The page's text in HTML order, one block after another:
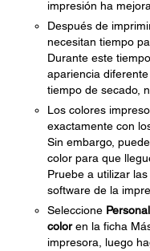
impresión ha
Después de
necesitan tiempo
Durante este
apariencia
tiempo de secado,
Los colores
exactamente con
Sin embargo,
color para que
Pruebe a utilizar
software de la
Seleccione
coloren la ficha
impresora, luego